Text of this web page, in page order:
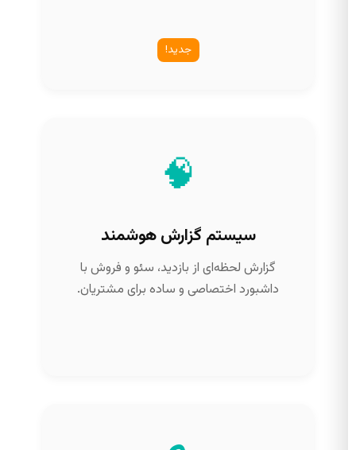
جدید!
🧠
سیستم گزارش هوشمند
گزارش لحظه‌ای از بازدید، سئو و فروش با
داشبورد اختصاصی و ساده برای مشتریان.